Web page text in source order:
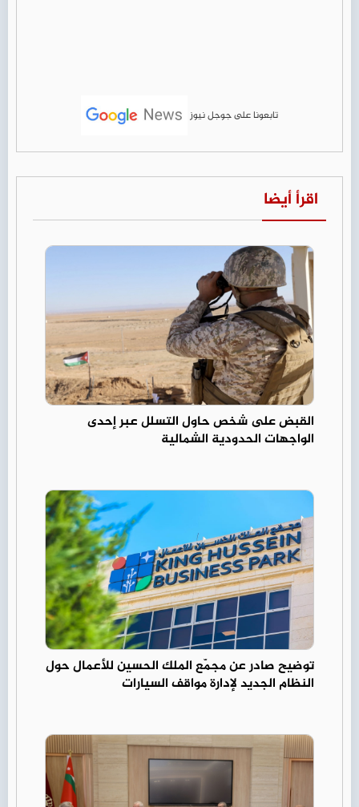
تابعونا على جوجل نيوز
اقرأ أيضا
القبض على شخص حاول التسلل عبر إحدى
الواجهات الحدودية الشمالية
توضيح صادر عن مجمّع الملك الحسين للأعمال حول
النظام الجديد لإدارة مواقف السيارات